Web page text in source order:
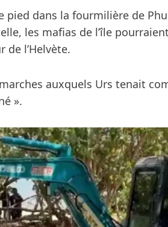
pied dans la fourmilière de
les mafias de l’île
l’Helvète.
auxquels Urs tenait
».